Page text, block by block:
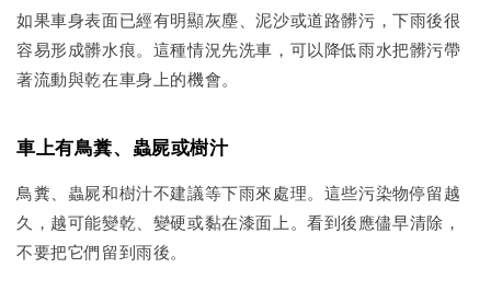
如果車身表面已經有明顯灰塵、泥沙或道路髒污，下雨後很
容易形成髒水痕。這種情況先洗車，可以降低雨水把髒污帶
著流動與乾在車身上的機會。
車上有鳥糞、蟲屍或樹汁
鳥糞、蟲屍和樹汁不建議等下雨來處理。這些污染物停留越
久，越可能變乾、變硬或黏在漆面上。看到後應儘早清除，
不要把它們留到雨後。